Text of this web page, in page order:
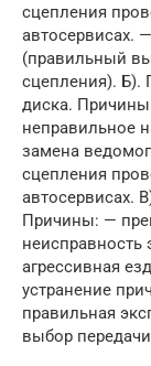
сцепления
автосервисах.
(правильный
сцепления).
диска.
неправильное
замена
сцепления
автосервисах.
Причины: —
агрессивная
устранение
правильная
выбор